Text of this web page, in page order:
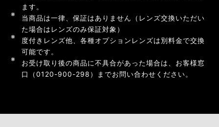
ます。
当商品は一律、保証はありません（レンズ交換いただい
た場合はレンズのみ保証対象）
度付きレンズ他、各種オプションレンズは別料金で交換
可能です。
お受け取り後の商品に不具合があった場合は、お客様窓
口（0120-900-298）までお問い合わせください。